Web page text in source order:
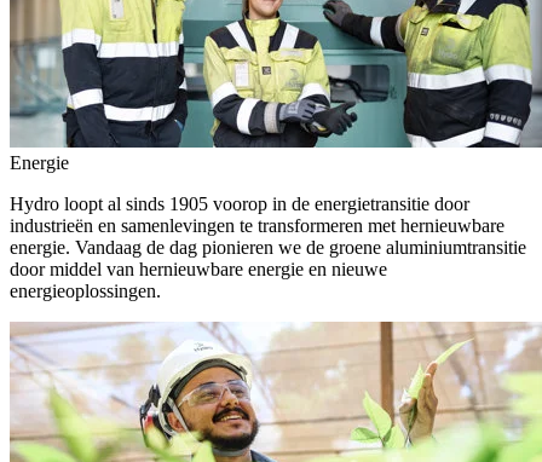
Energie
Hydro loopt al sinds 1905 voorop in de energietransitie door
industrieën en samenlevingen te transformeren met hernieuwbare
energie. Vandaag de dag pionieren we de groene aluminiumtransitie
door middel van hernieuwbare energie en nieuwe
energieoplossingen.